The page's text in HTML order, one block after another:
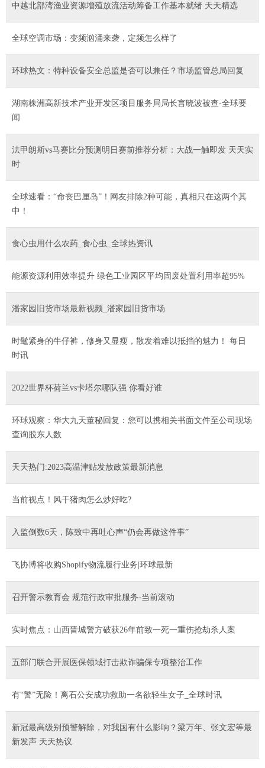
中越北部湾渔业资源增殖放流活动筹备工作基本就绪 天天精选
全球空调市场：变频汹涌来袭，定频怎么样了
环球热文：特种设备安全总监是否可以兼任？市场监管总局回复
​湖南株洲高新技术产业开发区项目服务局局长言晓波被查-全球要
闻
法甲朗斯vs马赛比分预测明日赛前推荐分析：大战一触即发 天天实
时
全球速看：“命丧巴厘岛”！网友排除2种可能，真相只在这两个其
中！
食心虫用什么农药_食心虫_全球热资讯
能源资源利用效率提升 绿色工业园区平均固废处置利用率超95%
潘家园旧货市场最新视频_潘家园旧货市场
时髦紧身的牛仔裤，修身又显瘦，散发着难以抵挡的魅力！ 每日
时讯
2022世界杯荷兰vs卡塔尔哪队强 你看好谁
环球观察：华大九天董秘回复：您可以携相关书面文件至公司现场
查询股东人数
天天热门:2023高温津贴发放政策最新消息
当前视点！风干猪肉怎么炒好吃?
入监倒数6天，陈致中再吐心声“仍会再做这件事”
飞协博将收购Shopify物流履行业务|环球最新
召开警示教育会 规范行政审批服务-当前滚动
实时焦点：山西晋城警方破获26年前致一死一重伤抢劫杀人案
五部门联合开展医保领域打击欺诈骗保专项整治工作
有“警”无险！离石公安成功救助一名欲轻生女子_全球时讯
新冠最高级别预警解除，对我国有什么影响？梁万年、张文宏等最
新发声 天天热议